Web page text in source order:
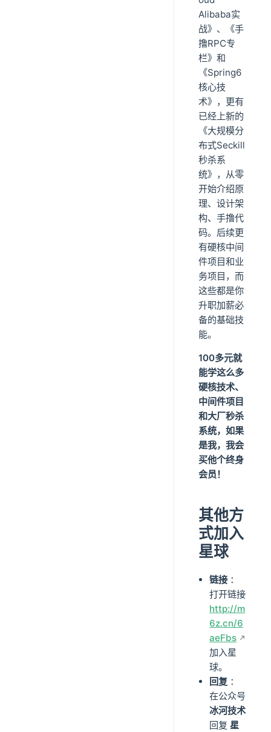
Alibaba实
战》、《手
撸RPC专
栏》和
《Spring6
核心技
术》，更有
已经上新的
《大规模分
布式Seckill
秒杀系
统》，从零
开始介绍原
理、设计架
构、手撸代
码。后续更
有硬核中间
件项目和业
务项目，而
这些都是你
升职加薪必
备的基础技
能。
100多元就
能学这么多
硬核技术、
中间件项目
和大厂秒杀
系统，如果
是我，我会
买他个终身
会员！
其他方
式加入
星球
链接：
打开链接
http://m
6z.cn/6
aeFbs
加入星
球。
回复 ：
在公众号
冰河技术
回复 星